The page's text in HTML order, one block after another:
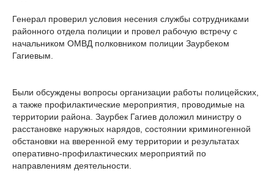
Генерал проверил условия несения службы сотрудниками
районного отдела полиции и провел рабочую встречу с
начальником ОМВД полковником полиции Заурбеком
Гагиевым.
Были обсуждены вопросы организации работы полицейских,
а также профилактические мероприятия, проводимые на
территории района. Заурбек Гагиев доложил министру о
расстановке наружных нарядов, состоянии криминогенной
обстановки на вверенной ему территории и результатах
оперативно-профилактических мероприятий по
направлениям деятельности.